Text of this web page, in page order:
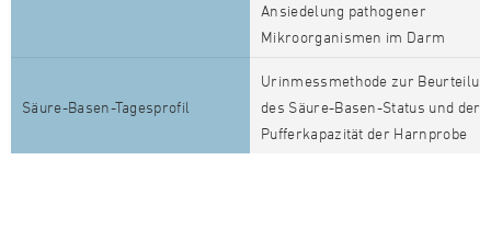
Ansiedelung pathogener
Mikroorganismen im Darm
Säure-Basen-Tagesprofil
Urinmessmethode zur
des Säure-Basen-Status und der
Pufferkapazität der Harnprobe